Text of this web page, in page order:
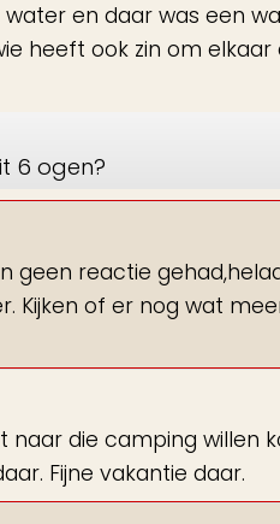
en daar was een
heeft ook zin om
6 ogen?
geen reactie
Kijken of er nog wat
naar die camping willen
Fijne vakantie daar.